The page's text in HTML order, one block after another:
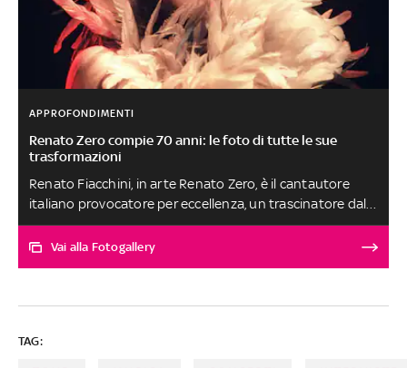
APPROFONDIMENTI
Renato Zero compie 70 anni: le foto di tutte le sue
trasformazioni
Renato Fiacchini, in arte Renato Zero, è il cantautore
italiano provocatore per eccellenza, un trascinatore dalle
grandi capacità teatrali. La sua eccentricità nel modo di
vestire ha sempre stupito e fatto parlare. Scorri la gallery
Vai alla Fotogallery
TAG: